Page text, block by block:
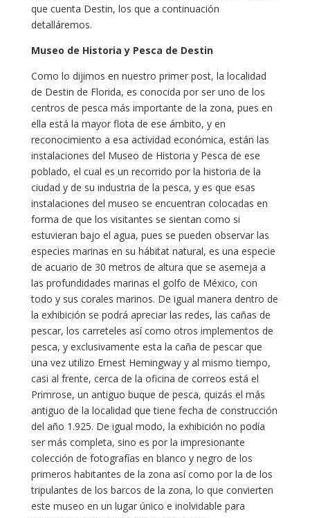
que cuenta Destin, los que a continuación
detalláremos.
Museo de Historia y Pesca de Destin
Como lo dijimos en nuestro primer post, la localidad
de Destin de Florida, es conocida por ser uno de los
centros de pesca más importante de la zona, pues en
ella está la mayor flota de ese ámbito, y en
reconocimiento a esa actividad económica, están las
instalaciones del Museo de Historia y Pesca de ese
poblado, el cual es un recorrido por la historia de la
ciudad y de su industria de la pesca, y es que esas
instalaciones del museo se encuentran colocadas en
forma de que los visitantes se sientan como si
estuvieran bajo el agua, pues se pueden observar las
especies marinas en su hábitat natural, es una especie
de acuario de 30 metros de altura que se asemeja a
las profundidades marinas el golfo de México, con
todo y sus corales marinos. De igual manera dentro de
la exhibición se podrá apreciar las redes, las cañas de
pescar, los carreteles así como otros implementos de
pesca, y exclusivamente esta la caña de pescar que
una vez utilizo Ernest Hemingway y al mismo tiempo,
casi al frente, cerca de la oficina de correos está el
Primrose, un antiguo buque de pesca, quizás el más
antiguo de la localidad que tiene fecha de construcción
del año 1.925. De igual modo, la exhibición no podía
ser más completa, sino es por la impresionante
colección de fotografías en blanco y negro de los
primeros habitantes de la zona así como por la de los
tripulantes de los barcos de la zona, lo que convierten
este museo en un lugar único e inolvidable para